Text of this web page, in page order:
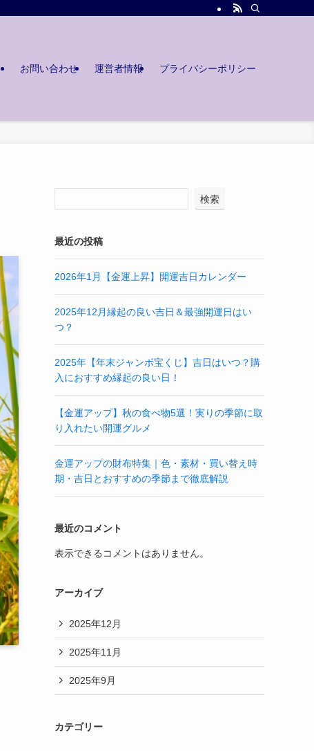
お問い合わせ 運営者情報 プライバシーポリシー
検索
最近の投稿
2026年1月【金運上昇】開運吉日カレンダー
2025年12月縁起の良い吉日＆最強開運日はい
つ？
2025年【年末ジャンボ宝くじ】吉日はいつ？購
入におすすめ縁起の良い日！
【金運アップ】秋の食べ物5選！実りの季節に取
り入れたい開運グルメ
金運アップの財布特集｜色・素材・買い替え時
期・吉日とおすすめの季節まで徹底解説
最近のコメント
表示できるコメントはありません。
アーカイブ
2025年12月
2025年11月
2025年9月
カテゴリー